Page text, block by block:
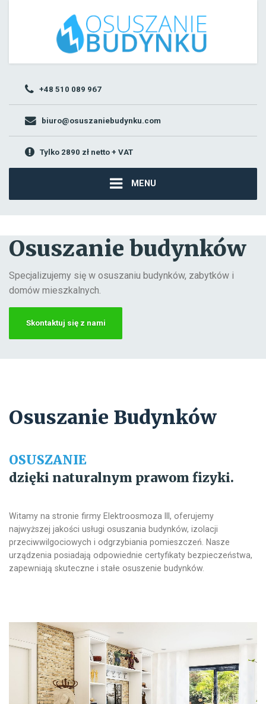
+48 510 089 967
biuro@osuszaniebudynku.com
Tylko 2890 zł netto + VAT
MENU
Osuszanie budynków
Specjalizujemy się w osuszaniu budynków, zabytków i
domów mieszkalnych.
Skontaktuj się z nami
Osuszanie Budynków
OSUSZANIE
dzięki naturalnym prawom fizyki.
Witamy na stronie firmy Elektroosmoza III, oferujemy
najwyższej jakości usługi osuszania budynków, izolacji
przeciwwilgociowych i odgrzybiania pomieszczeń. Nasze
urządzenia posiadają odpowiednie certyfikaty bezpieczeństwa,
zapewniają skuteczne i stałe osuszenie budynków.